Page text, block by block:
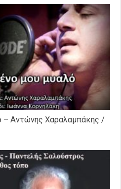
– Αντώνης Χαραλαμπάκης /